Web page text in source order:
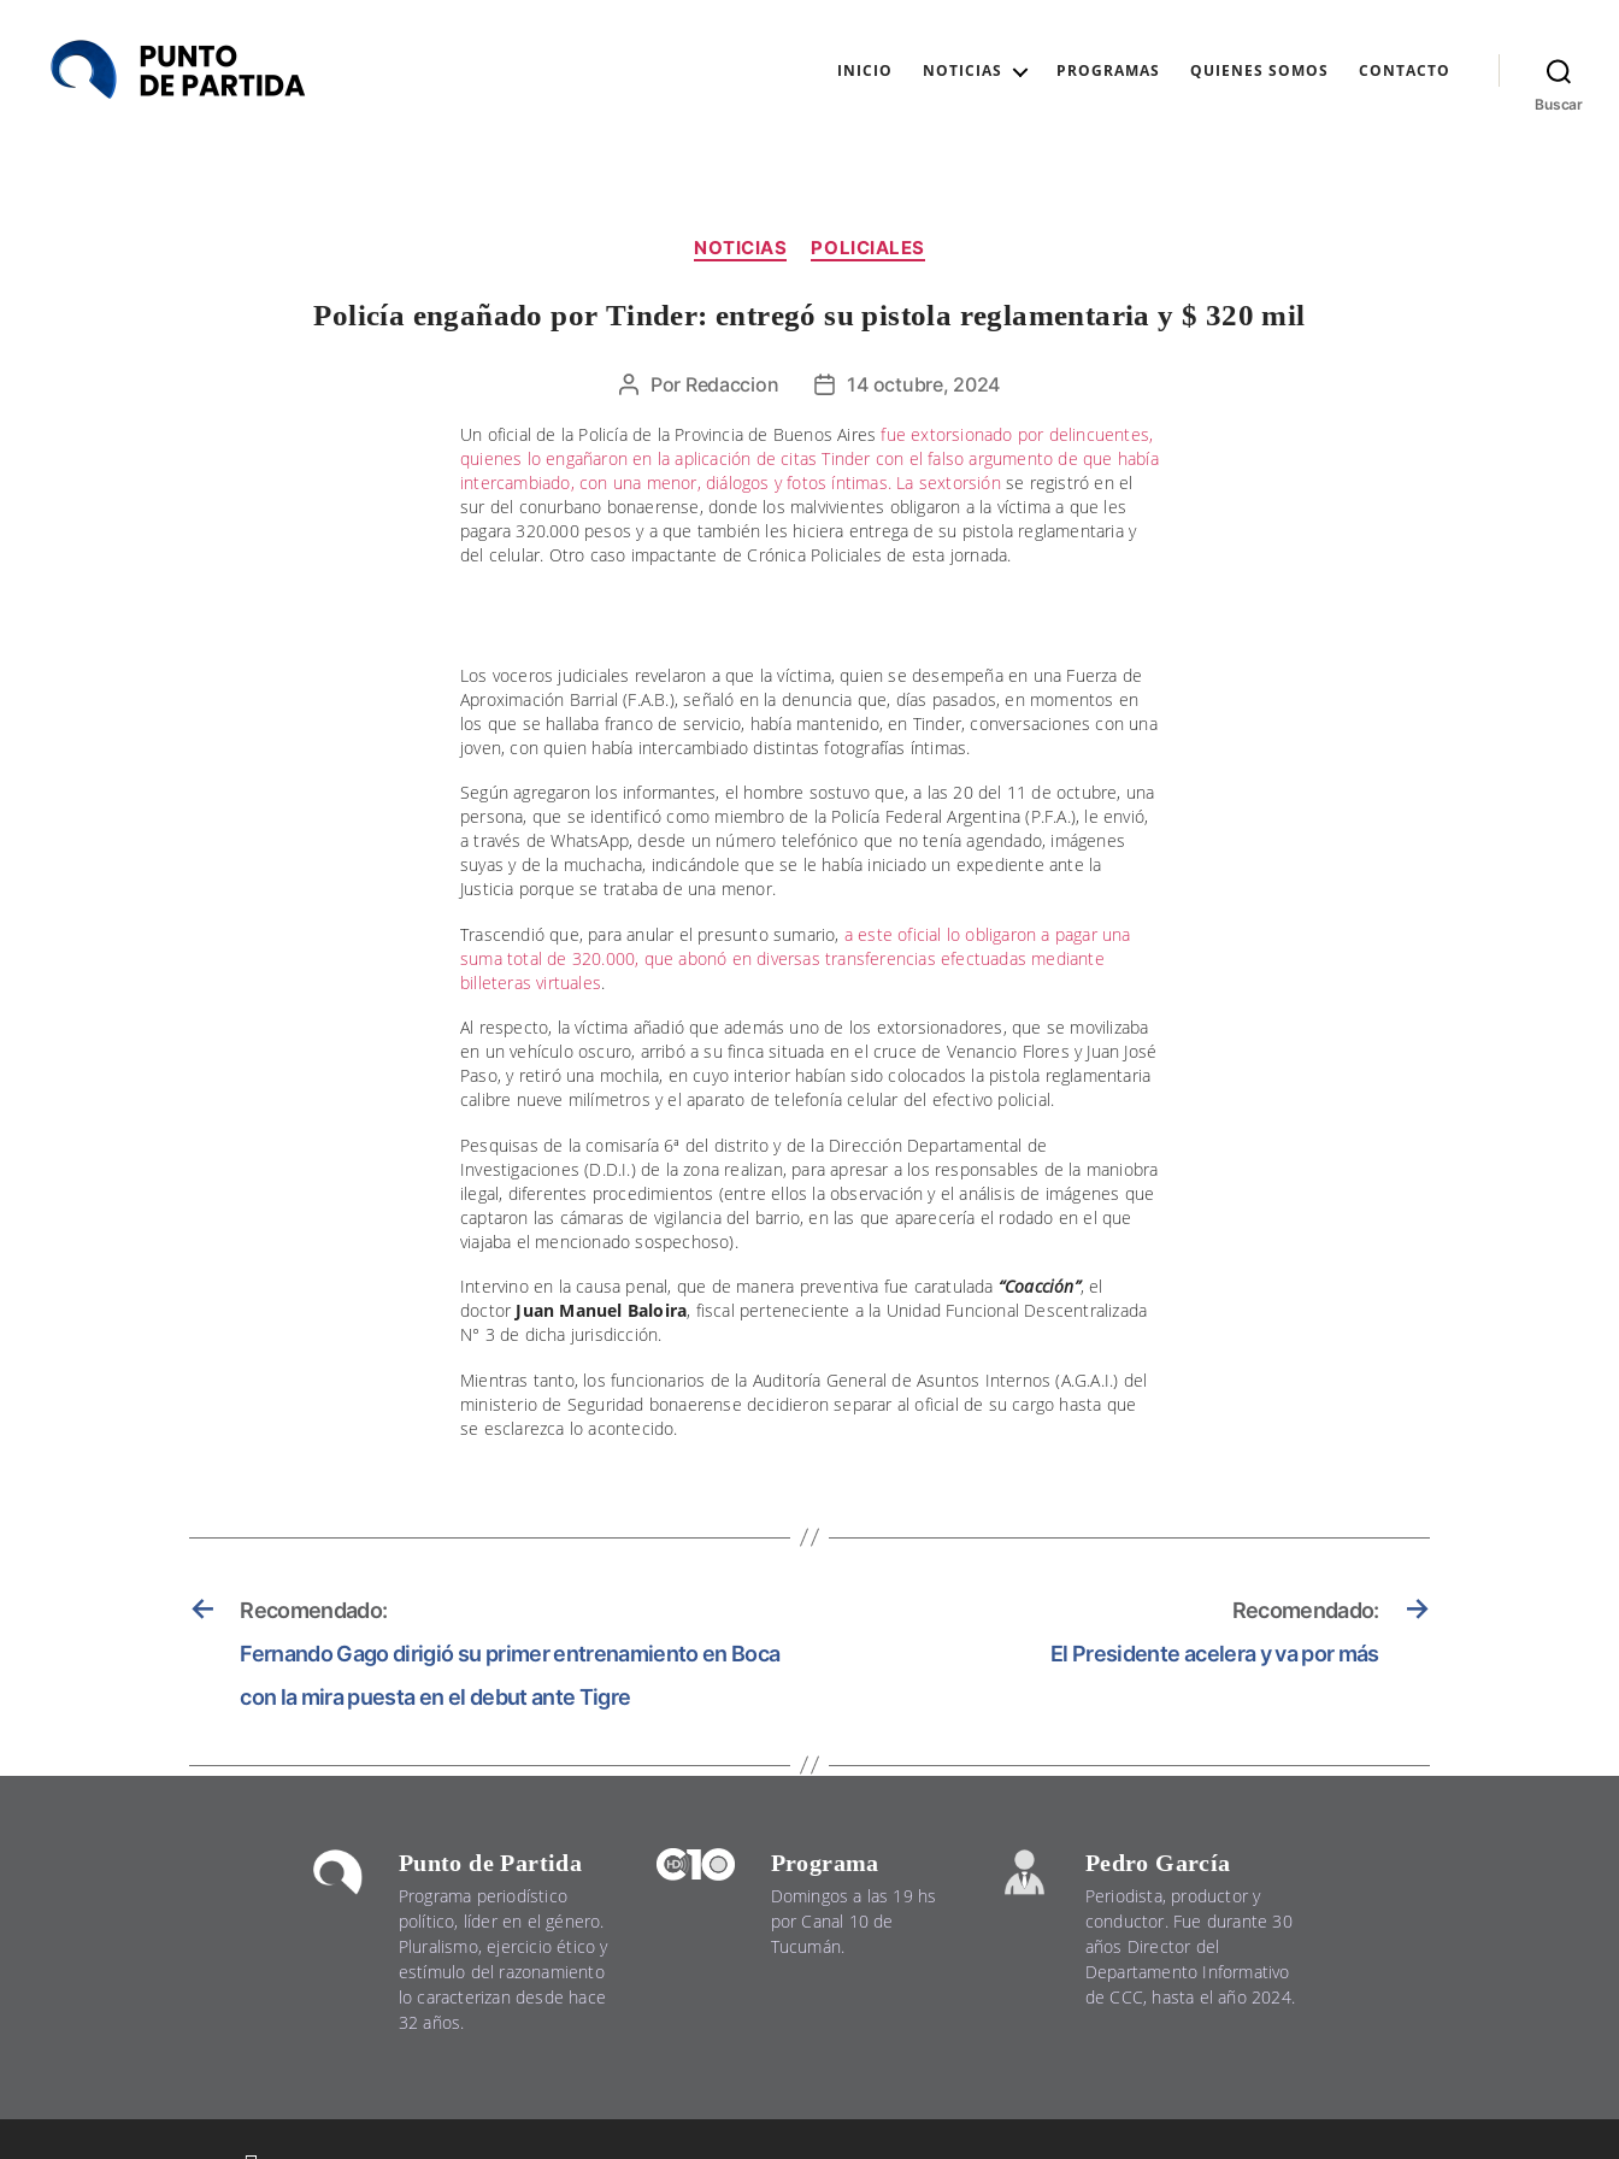
INICIO NOTICIAS PROGRAMAS QUIENES SOMOS CONTACTO
Buscar
NOTICIAS POLICIALES
Policía engañado por Tinder: entregó su pistola reglamentaria y $ 320 mil
Autor
la
entrada
Por Redaccion
Fecha
la
entrada
14 octubre, 2024
Un oficial de la Policía de la Provincia de Buenos Airesfue extorsionado por delincuentes,
quienes lo engañaron en la aplicación de citas Tinder con el falso argumento de que había
intercambiado, con una menor, diálogos y fotos íntimas. La sextorsión se registró en el
sur del conurbano bonaerense, donde los malvivientes obligaron a la víctima a que les
pagara 320.000 pesos y a que también les hiciera entrega de su pistola reglamentaria y
del celular. Otro caso impactante de Crónica Policiales de esta jornada.
Los voceros judiciales revelaron a que la víctima, quien se desempeña en una Fuerza de
Aproximación Barrial (F.A.B.), señaló en la denuncia que, días pasados, en momentos en
los que se hallaba franco de servicio, había mantenido, en Tinder, conversaciones con una
joven, con quien había intercambiado distintas fotografías íntimas.
Según agregaron los informantes, el hombre sostuvo que, a las 20 del 11 de octubre, una
persona, que se identificó como miembro de la Policía Federal Argentina (P.F.A.), le envió,
a través de WhatsApp, desde un número telefónico que no tenía agendado, imágenes
suyas y de la muchacha, indicándole que se le había iniciado un expediente ante la
Justicia porque se trataba de una menor.
Trascendió que, para anular el presunto sumario, a este oficial lo obligaron a pagar una
suma total de 320.000, que abonó en diversas transferencias efectuadas mediante
billeteras virtuales.
Al respecto, la víctima añadió que además uno de los extorsionadores, que se movilizaba
en un vehículo oscuro, arribó a su finca situada en el cruce de Venancio Flores y Juan José
Paso, y retiró una mochila, en cuyo interior habían sido colocados la pistola reglamentaria
calibre nueve milímetros y el aparato de telefonía celular del efectivo policial.
Pesquisas de la comisaría 6ª del distrito y de la Dirección Departamental de
Investigaciones (D.D.I.) de la zona realizan, para apresar a los responsables de la maniobra
ilegal, diferentes procedimientos (entre ellos la observación y el análisis de imágenes que
captaron las cámaras de vigilancia del barrio, en las que aparecería el rodado en el que
viajaba el mencionado sospechoso).
Intervino en la causa penal, que de manera preventiva fue caratulada “Coacción”, el
doctor Juan Manuel Baloira, fiscal perteneciente a la Unidad Funcional Descentralizada
N° 3 de dicha jurisdicción.
Mientras tanto, los funcionarios de la Auditoría General de Asuntos Internos (A.G.A.I.) del
ministerio de Seguridad bonaerense decidieron separar al oficial de su cargo hasta que
se esclarezca lo acontecido.
←
Recomendado:
Fernando Gago dirigió su primer entrenamiento en Boca
con la mira puesta en el debut ante Tigre
→
Recomendado:
El Presidente acelera y va por más
Punto de Partida
Programa periodístico
político, líder en el género.
Pluralismo, ejercicio ético y
estímulo del razonamiento
lo caracterizan desde hace
32 años.
Programa
Domingos a las 19 hs
por Canal 10 de
Tucumán.
Pedro García
Periodista, productor y
conductor. Fue durante 30
años Director del
Departamento Informativo
de CCC, hasta el año 2024.